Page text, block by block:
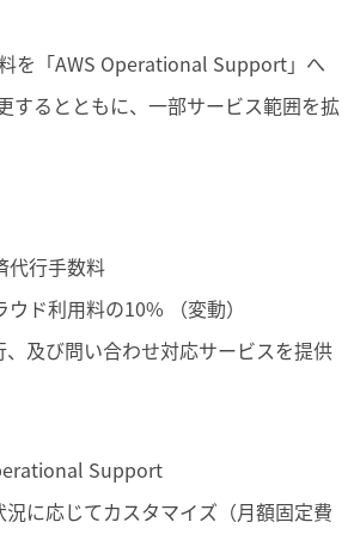
を「AWS Operational Support」へ
するとともに、一部サービス範囲を拡
行手数料
ド利用料の10% （変動）
及び問い合わせ対応サービスを提供
Support
に応じてカスタマイズ（月額固定費